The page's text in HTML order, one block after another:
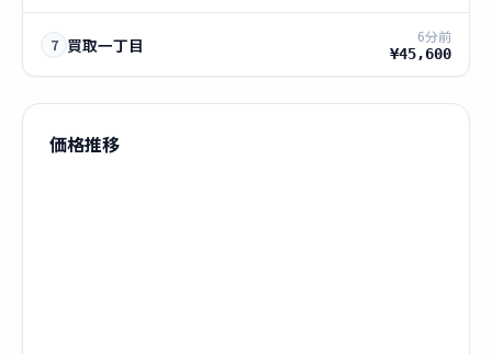
7 買取一丁目 6分前
¥45,600
価格推移